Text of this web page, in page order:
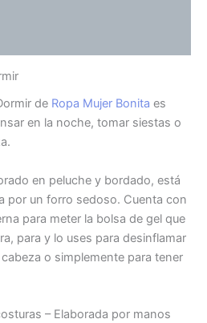
de Ropa Mujer Bonita es
en la noche, tomar siestas o
en peluche y bordado, está
por un forro sedoso. Cuenta con
para meter la bolsa de gel que
para y lo uses para desinflamar
o simplemente para tener
– Elaborada por manos